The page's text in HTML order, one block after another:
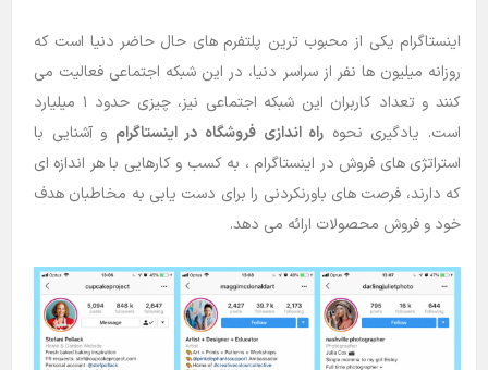
اینستاگرام یکی از محبوب ترین پلتفرم های حال حاضر دنیا است که
روزانه میلیون ها نفر از سراسر دنیا، در این شبکه اجتماعی فعالیت می
کنند و تعداد کاربران این شبکه اجتماعی نیز، چیزی حدود ۱ میلیارد
است. یادگیری نحوه راه اندازی فروشگاه در اینستاگرام و آشنایی با
استراتژی های فروش در اینستاگرام ، به کسب و کارهایی با هر اندازه ای
که دارند، فرصت های باورنکردنی را برای دست یابی به مخاطبان هدف
خود و فروش محصولات ارائه می دهد.